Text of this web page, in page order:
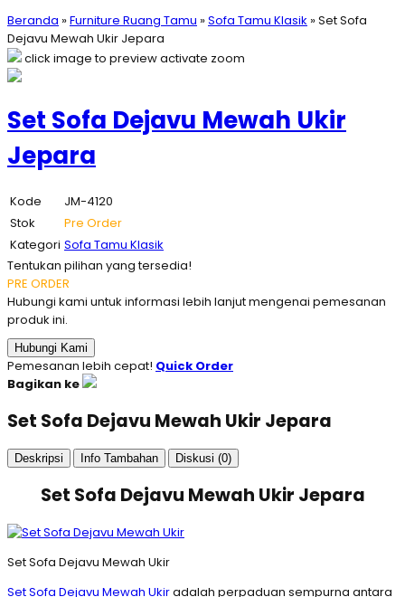
Beranda »Furniture Ruang Tamu »Sofa Tamu Klasik »Set Sofa
Dejavu Mewah Ukir Jepara
click image to previewactivate zoom
Set Sofa Dejavu Mewah Ukir
Jepara
Kode
JM-4120
Stok
Pre Order
Kategori Sofa Tamu Klasik
Tentukan pilihan yang tersedia!
PRE ORDER
Hubungi kami untuk informasi lebih lanjut mengenai pemesanan
produk ini.
Hubungi Kami
Pemesanan lebih cepat! Quick Order
Bagikan ke
Set Sofa Dejavu Mewah Ukir Jepara
Deskripsi Info Tambahan Diskusi (0)
Set Sofa Dejavu Mewah Ukir Jepara
Set Sofa Dejavu Mewah Ukir
Set Sofa Dejavu Mewah Ukiradalah perpaduan sempurna antara